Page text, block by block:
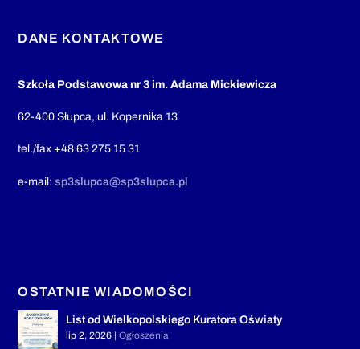
DANE KONTAKTOWE
Szkoła Podstawowa nr 3 im. Adama Mickiewicza
62-400 Słupca, ul. Kopernika 13
tel./fax +48 63 275 15 31
e-mail:sp3slupca@sp3slupca.pl
OSTATNIE WIADOMOŚCI
List od Wielkopolskiego Kuratora Oświaty
lip 2, 2026 |Ogłoszenia